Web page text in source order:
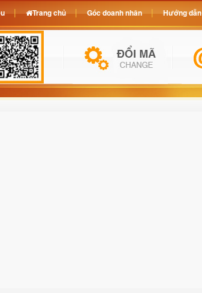
Trang chủ Góc doanh nhân Hướng